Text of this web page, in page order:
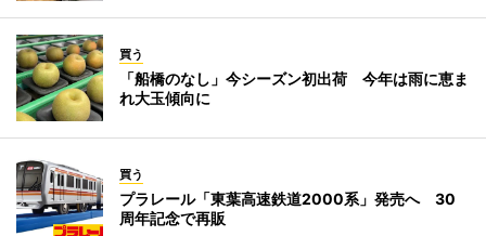
買う
「船橋のなし」今シーズン初出荷 今年は雨に恵ま
れ大玉傾向に
買う
プラレール「東葉高速鉄道2000系」発売へ 30
周年記念で再販